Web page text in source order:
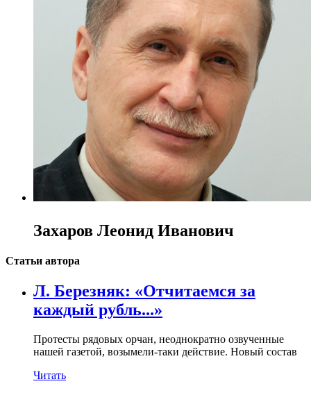
Захаров Леонид Иванович
Статьи автора
Л. Березняк: «Отчитаемся за
каждый рубль...»
Протесты рядовых орчан, неоднократно озвученные
нашей газетой, возымели-таки действие. Новый состав
Читать